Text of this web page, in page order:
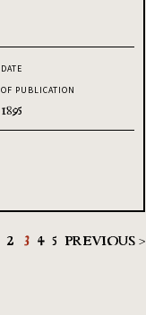
DATE
OF PUBLICATION
1895
2 3 4 5 PREVIOUS >